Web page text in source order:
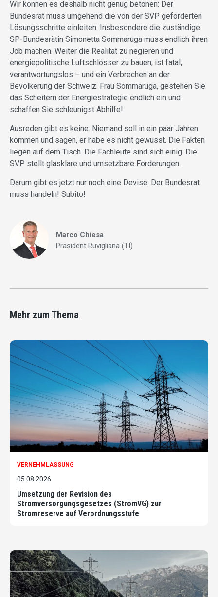
Wir können es deshalb nicht genug betonen: Der
Bundesrat muss umgehend die von der SVP geforderten
Lösungsschritte einleiten. Insbesondere die zuständige
SP-Bundesrätin Simonetta Sommaruga muss endlich ihren
Job machen. Weiter die Realität zu negieren und
energiepolitische Luftschlösser zu bauen, ist fatal,
verantwortungslos – und ein Verbrechen an der
Bevölkerung der Schweiz. Frau Sommaruga, gestehen Sie
das Scheitern der Energiestrategie endlich ein und
schaffen Sie schleunigst Abhilfe!
Ausreden gibt es keine: Niemand soll in ein paar Jahren
kommen und sagen, er habe es nicht gewusst. Die Fakten
liegen auf dem Tisch. Die Fachleute sind sich einig. Die
SVP stellt glasklare und umsetzbare Forderungen.
Darum gibt es jetzt nur noch eine Devise: Der Bundesrat
muss handeln! Subito!
Marco Chiesa
Präsident Ruvigliana (TI)
Mehr zum Thema
VERNEHMLASSUNG
05.08.2026
Umsetzung der Revision des
Stromversorgungsgesetzes (StromVG) zur
Stromreserve auf Verordnungsstufe